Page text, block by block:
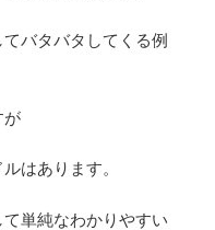
バタバタしてくる例
が
はあります。
単純なわかりやすい